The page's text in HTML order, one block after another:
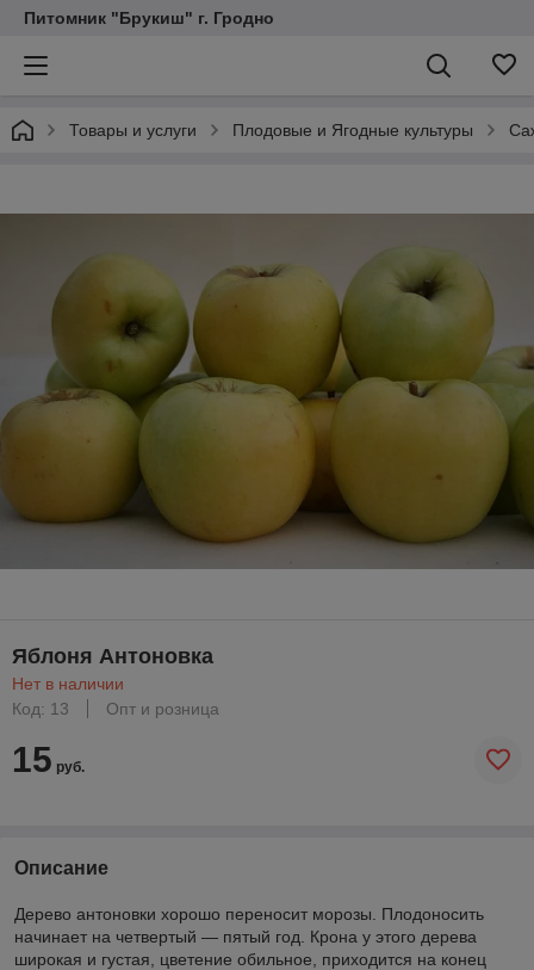
Питомник "Брукиш" г. Гродно
Товары и услуги Плодовые и Ягодные культуры
Яблоня Антоновка
Нет в наличии
Код: 13
Опт и розница
15 руб.
Описание
Дерево антоновки хорошо переносит морозы. Плодоносить
начинает на четвертый — пятый год. Крона у этого дерева
широкая и густая, цветение обильное, приходится на конец